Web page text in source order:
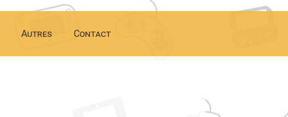
Autres Contact